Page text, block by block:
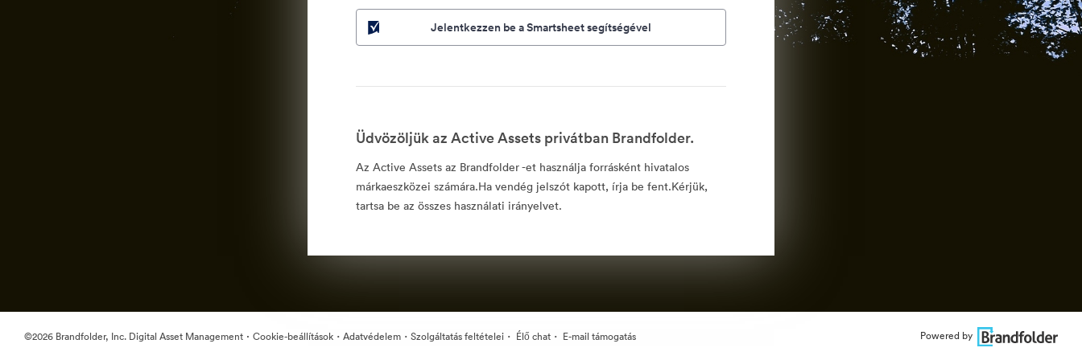
Jelentkezzen be a Smartsheet segítségével
Üdvözöljük az Active Assets privátban Brandfolder.
Az Active Assets az Brandfolder -et használja forrásként hivatalos
márkaeszközei számára.Ha vendég jelszót kapott, írja be fent.Kérjük,
tartsa be az összes használati irányelvet.
©2026 Brandfolder, Inc. Digital Asset Management · Cookie-beállítások · Adatvédelem · Szolgáltatás feltételei · Élő chat · E-mail támogatás Powered by